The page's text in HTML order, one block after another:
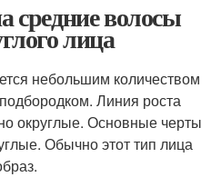
средние волосы
лица
небольшим количеством
Линия роста
округлые. Основные черты
Обычно этот тип лица